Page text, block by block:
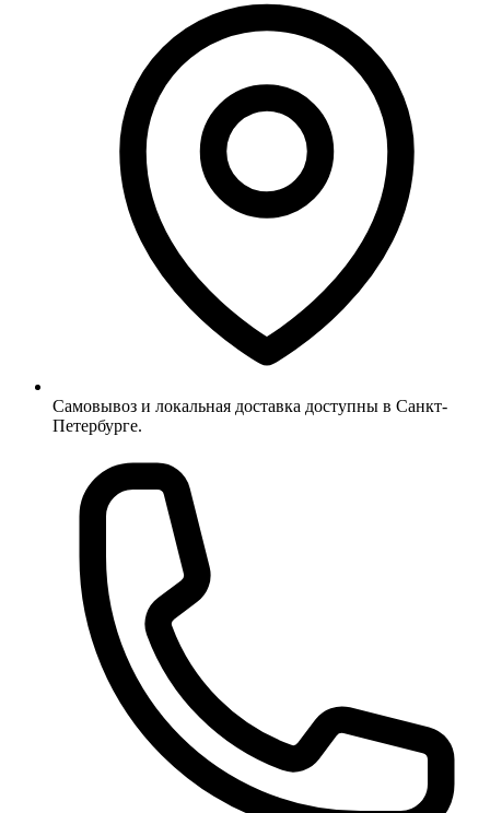
Самовывоз и локальная доставка доступны в Санкт-
Петербурге.